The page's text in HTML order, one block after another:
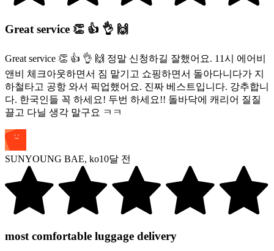
Great service 👏 👍 👌 🙌
Great service 👏 👍 👌 🙌 정말 신청하길 잘했어요. 11시 에어비
앤비 체크아웃하면서 짐 맡기고 쇼핑하면서 돌아다니다가 지
하철타고 공항 와서 픽업했어요. 진짜 베스트입니다. 강추합니
다. 한국인들 꼭 하세요! 두번 하세요!! 돌바닥에 캐리어 질질
끌고 다닐 생각 말구요 ㅋㅋ
SUNYOUNG BAE, ko10달 전
most comfortable luggage delivery